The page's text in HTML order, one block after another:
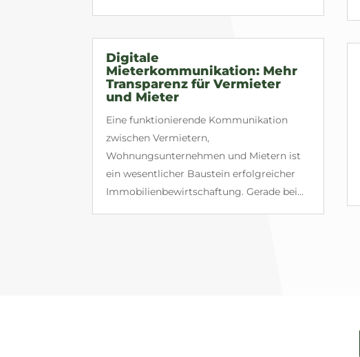
Digitale
Mieterkommunikation: Mehr
Transparenz für Vermieter
und Mieter
Eine funktionierende Kommunikation
zwischen Vermietern,
Wohnungsunternehmen und Mietern ist
ein wesentlicher Baustein erfolgreicher
Immobilienbewirtschaftung. Gerade bei...